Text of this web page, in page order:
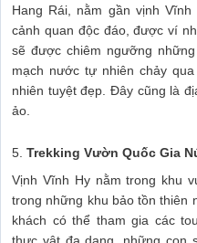
Hang Rái, nằm gần vịnh
cảnh quan độc đáo, được ví
sẽ được chiêm ngưỡng
mạch nước tự nhiên chảy
nhiên tuyệt đẹp. Đây cũng là
ảo.
5. Trekking Vườn Quốc Gia
Vịnh Vĩnh Hy nằm trong khu
trong những khu bảo tồn thiên
khách có thể tham gia các